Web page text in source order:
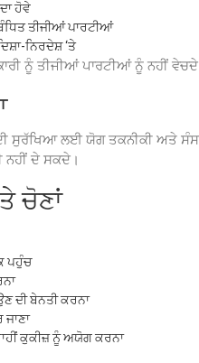
ਹੋਵੇ
ਤੀਜੀਆਂ ਪਾਰਟੀਆਂ
ਨਿਰਦੇਸ਼ ‘ਤੇ
ਨੂੰ ਤੀਜੀਆਂ ਪਾਰਟੀਆਂ ਨੂੰ ਨਹੀਂ
ਦੀ ਸੁਰੱਖਿਆ ਲਈ ਯੋਗ ਤਕਨੀਕੀ ਅਤੇ
ਨਹੀਂ ਦੇ ਸਕਦੇ।
ਚੋਣਾਂ
ਪਹੁੰਚ
ਦੀ ਬੇਨਤੀ ਕਰਨਾ
ਜਾਣਾ
ਕੁਕੀਜ਼ ਨੂੰ ਅਯੋਗ ਕਰਨਾ